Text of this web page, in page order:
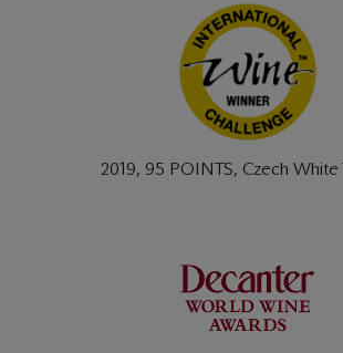
2019, 95 POINTS, Czech